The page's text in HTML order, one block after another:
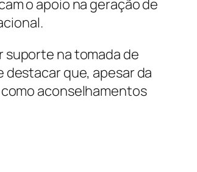
o apoio na geração de
suporte na tomada de
que, apesar da
aconselhamentos